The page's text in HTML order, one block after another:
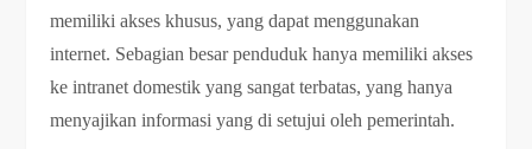
memiliki akses khusus, yang dapat menggunakan
internet. Sebagian besar penduduk hanya memiliki akses
ke intranet domestik yang sangat terbatas, yang hanya
menyajikan informasi yang di setujui oleh pemerintah.